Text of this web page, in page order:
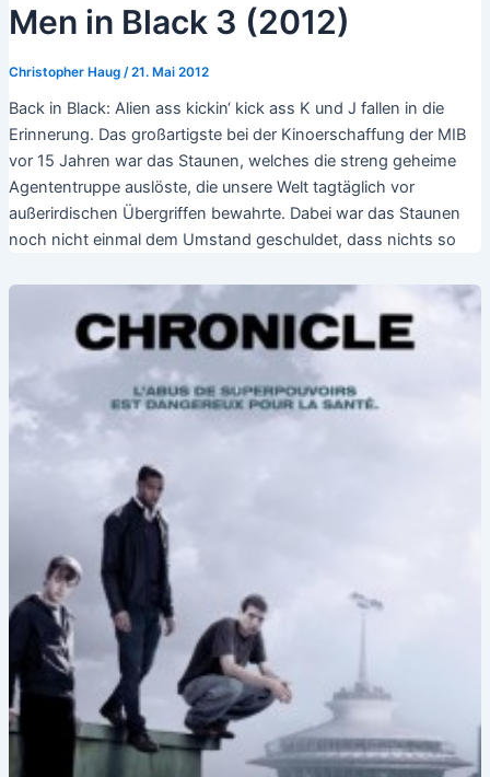
Men in Black 3 (2012)
Christopher Haug /21. Mai 2012
Back in Black: Alien ass kickin‘ kick ass K und J fallen in die
Erinnerung. Das großartigste bei der Kinoerschaffung der MIB
vor 15 Jahren war das Staunen, welches die streng geheime
Agententruppe auslöste, die unsere Welt tagtäglich vor
außerirdischen Übergriffen bewahrte. Dabei war das Staunen
noch nicht einmal dem Umstand geschuldet, dass nichts so